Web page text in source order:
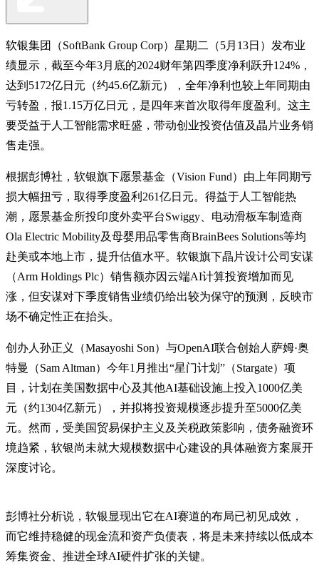
软银集团（SoftBank Group Corp）星期二（5月13日）发布业
绩显示，截至今年3月底的2024财年第四季度净利跃升124%，
达到5172亿日元（约45.6亿新元），全年净利也较上年同期由
亏转盈，报1.15万亿日元，是四年来首次取得年度盈利。这主
要受益于人工智能需求旺盛，带动创业投资估值及晶片业务销
售走强。
根据彭博社，软银旗下愿景基金（Vision Fund）由上年同期亏
损大幅扭亏，取得季度盈利261亿日元。得益于人工智能热
潮，愿景基金所投印度外卖平台Swiggy、电动滑板车制造商
Ola Electric Mobility及母婴用品零售商BrainBees Solutions等均
赴美或本地上市，提升估值水平。软银旗下晶片设计公司安谋
（Arm Holdings Plc）销售额亦因云端AI计算投资增加而见
涨，但安谋对下季度销售业绩仍给出较为保守的预测，反映市
场不确定性正在抬头。
创办人孙正义（Masayoshi Son）与OpenAI联合创始人萨姆·奥
特曼（Sam Altman）今年1月推出“星门计划”（Stargate）项
目，计划在美国数据中心及其他AI基础设施上投入1000亿美
元（约1304亿新元），并拟将投资规模逐步提升至5000亿美
元。然而，受美国贸易保护主义及关税政策影响，债务融资环
境趋紧，软银尚未就大规模数据中心建设的具体融资方案展开
深度讨论。
彭博社分析说，软银显现出它在AI赛道的布局已初见成效，
而它维持稳健的现金流和资产负债表，将是未来持续以低成本
筹集资金、推进全球AI硬件扩张的关键。